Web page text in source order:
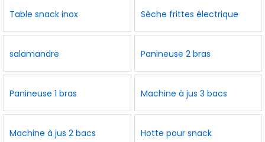
Table snack inox Sèche frittes électrique
salamandre Panineuse 2 bras
Panineuse 1 bras Machine à jus 3 bacs
Machine à jus 2 bacs Hotte pour snack